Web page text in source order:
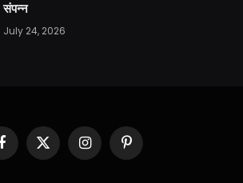
संपन्न
July 24, 2026
FacebookX
InstagramPinterest